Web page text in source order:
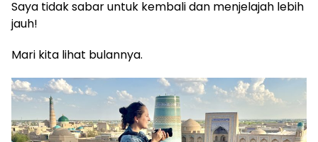
Saya tidak sabar untuk kembali dan menjelajah lebih
jauh!
Mari kita lihat bulannya.